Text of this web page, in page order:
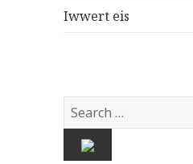
Iwwert eis